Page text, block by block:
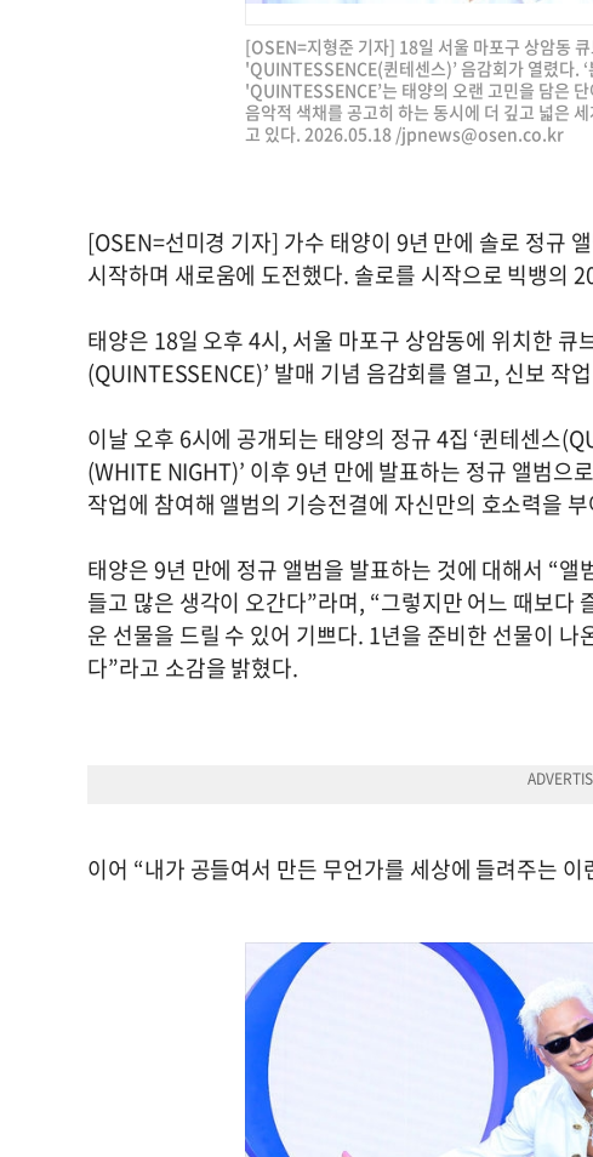
[OSEN=지형준 기자] 18일 서울 마포구 상암동
'QUINTESSENCE(퀸테센스)’ 음감회가 열렸다. ‘
'QUINTESSENCE’는 태양의 오랜 고민을 담은
음악적 색채를 공고히 하는 동시에 더 깊고 넓은
고 있다. 2026.05.18 /jpnews@osen.co.kr
[OSEN=선미경 기자] 가수 태양이 9년 만에 솔로 정규
시작하며 새로움에 도전했다. 솔로를 시작으로 빅뱅의
태양은 18일 오후 4시, 서울 마포구 상암동에 위치한 큐
(QUINTESSENCE)’ 발매 기념 음감회를 열고, 신보 작
이날 오후 6시에 공개되는 태양의 정규 4집 ‘퀸테센스
(WHITE NIGHT)’ 이후 9년 만에 발표하는 정규 앨범으
작업에 참여해 앨범의 기승전결에 자신만의 호소력을
태양은 9년 만에 정규 앨범을 발표하는 것에 대해서 “
들고 많은 생각이 오간다”라며, “그렇지만 어느 때보다
운 선물을 드릴 수 있어 기쁘다. 1년을 준비한 선물이
다”라고 소감을 밝혔다.
이어 “내가 공들여서 만든 무언가를 세상에 들려주는